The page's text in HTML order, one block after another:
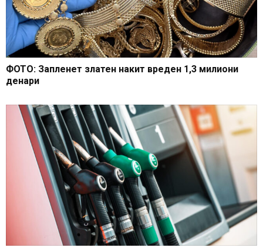
ФОТО: Запленет златен накит вреден 1,3 милиони
денари